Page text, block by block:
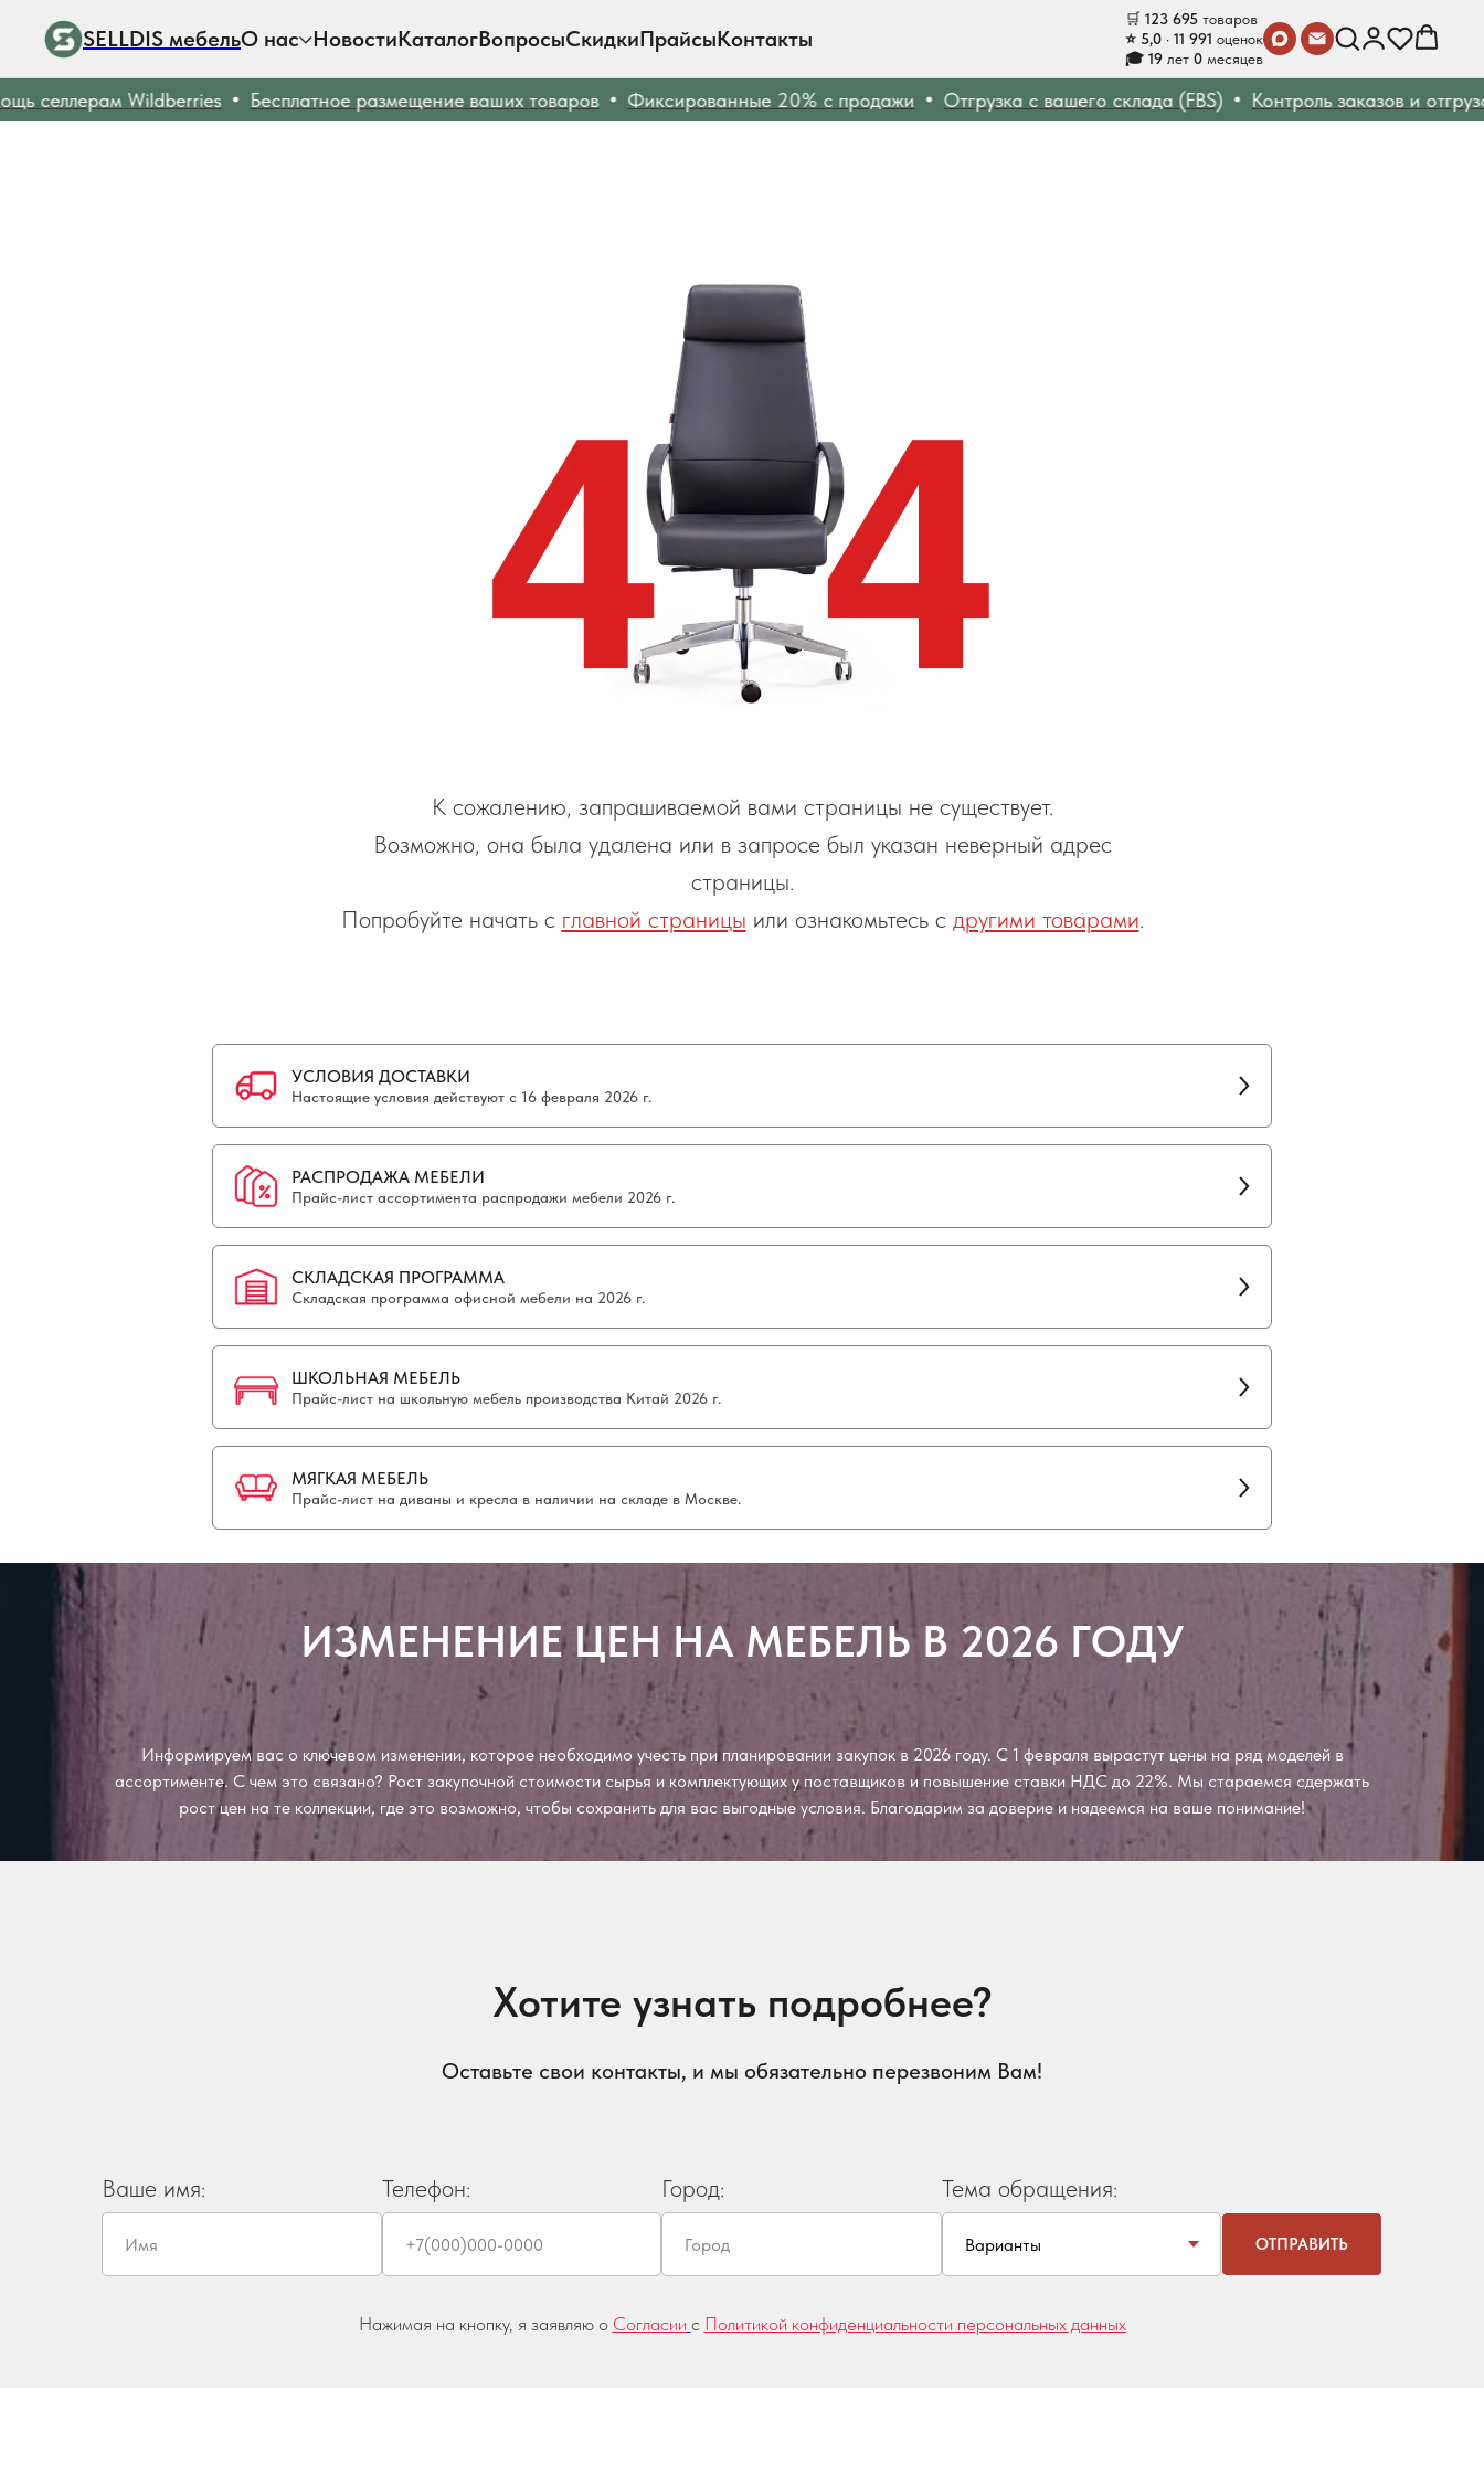
SELLDIS мебельО нас НовостиКаталогВопросыСкидкиПрайсыКонтакты
🛒 123 695 товаров
⭐ 5,0 · 11 991 оценок
🎓 19 лет 0 месяцев
селлерам Wildberries Бесплатное размещение ваших товаров Фиксированные 20% с продажи Отгрузка с вашего склада (FBS) Контроль заказов и отгрузок
К сожалению, запрашиваемой вами страницы не существует.
Возможно, она была удалена или в запросе был указан неверный адрес
страницы.
Попробуйте начать с главной страницы или ознакомьтесь с другими товарами.
УСЛОВИЯ ДОСТАВКИ
Настоящие условия действуют с 16 февраля 2026 г.
РАСПРОДАЖА МЕБЕЛИ
Прайс-лист ассортимента распродажи мебели 2026 г.
СКЛАДСКАЯ ПРОГРАММА
Складская программа офисной мебели на 2026 г.
ШКОЛЬНАЯ МЕБЕЛЬ
Прайс-лист на школьную мебель производства Китай 2026 г.
МЯГКАЯ МЕБЕЛЬ
Прайс-лист на диваны и кресла в наличии на складе в Москве.
ИЗМЕНЕНИЕ ЦЕН НА МЕБЕЛЬ В 2026 ГОДУ
Информируем вас о ключевом изменении, которое необходимо учесть при планировании закупок в 2026 году. С 1 февраля вырастут цены на ряд моделей в
ассортименте. С чем это связано? Рост закупочной стоимости сырья и комплектующих у поставщиков и повышение ставки НДС до 22%. Мы стараемся сдержать
рост цен на те коллекции, где это возможно, чтобы сохранить для вас выгодные условия. Благодарим за доверие и надеемся на ваше понимание!
Хотите узнать подробнее?
Оставьте свои контакты, и мы обязательно перезвоним Вам!
Ваше имя: Телефон: Город: Тема обращения:
ОТПРАВИТЬ
Нажимая на кнопку, я заявляю о Согласии с Политикой конфиденциальности персональных данных